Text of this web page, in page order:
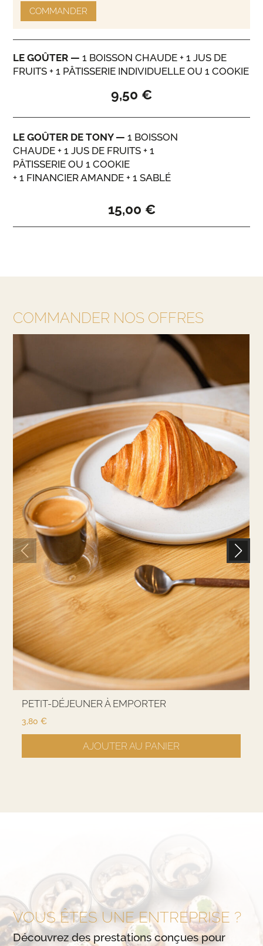
COMMANDER
LE GOÛTER — 1 BOISSON CHAUDE + 1JUS DE
FRUITS + 1 PÂTISSERIE INDIVIDUELLE OU 1COOKIE
9,50 €
LE GOÛTER DE TONY— 1 BOISSON
CHAUDE + 1JUS DE FRUITS + 1
PÂTISSERIE OU 1COOKIE
+ 1 FINANCIER AMANDE + 1SABLÉ
15,00 €
COMMANDER NOS OFFRES
PETIT-DÉJEUNER À EMPORTER
3,80€
AJOUTER AU PANIER
VOUS ÊTES UNE ENTREPRISE ?
Découvrez des prestations conçues pour